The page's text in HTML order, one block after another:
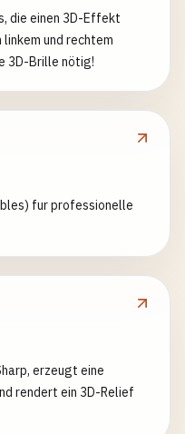
die einen 3D-Effekt
und rechtem
3D-Brille nötig!
fur professionelle
erzeugt eine
rendert ein 3D-Relief